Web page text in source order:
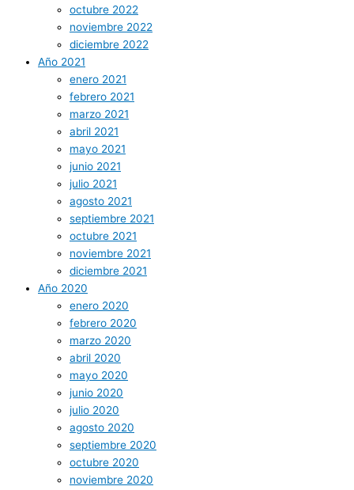
octubre 2022
noviembre 2022
diciembre 2022
Año 2021
enero 2021
febrero 2021
marzo 2021
abril 2021
mayo 2021
junio 2021
julio 2021
agosto 2021
septiembre 2021
octubre 2021
noviembre 2021
diciembre 2021
Año 2020
enero 2020
febrero 2020
marzo 2020
abril 2020
mayo 2020
junio 2020
julio 2020
agosto 2020
septiembre 2020
octubre 2020
noviembre 2020